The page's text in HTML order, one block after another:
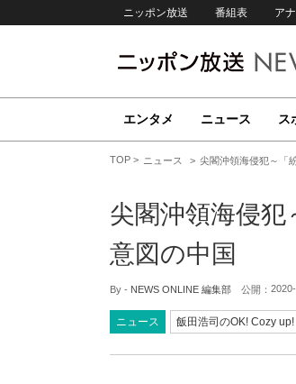
ニッポン放送 番組表 ア
エンタメ ニュース ス
TOP ニュース 尖閣沖領海侵犯～「
尖閣沖領海侵
意図の中国
By - NEWS ONLINE 編集部 公開：
ニュース 飯田浩司のOK! Cozy up!